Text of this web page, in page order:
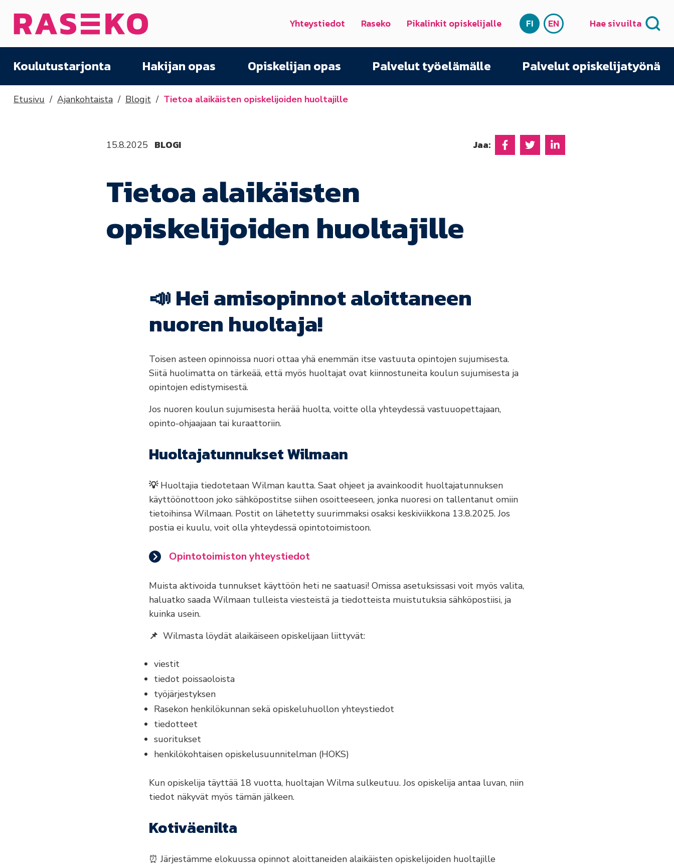
Etusivu Yhteystiedot Raseko Pikalinkit opiskelijalle SUOMI
FI ENGLISH
EN Hae sivuilta
Koulutustarjonta Hakijan opas Opiskelijan opas Palvelut työelämälle Palvelut opiskelijatyönä
Etusivu Ajankohtaista Blogit Tietoa alaikäisten opiskelijoiden huoltajille
15.8.2025 BLOGI Jaa: Jaa Facebookissa
Jaa Twitterissä
Jaa Linkedinissä
Tietoa alaikäisten
opiskelijoiden huoltajille
📣Hei amisopinnot aloittaneen
nuoren huoltaja!
Toisen asteen opinnoissa nuori ottaa yhä enemmän itse vastuuta opintojen sujumisesta.
Siitä huolimatta on tärkeää, että myös huoltajat ovat kiinnostuneita koulun sujumisesta ja
opintojen edistymisestä.
Jos nuoren koulun sujumisesta herää huolta, voitte olla yhteydessä vastuuopettajaan,
opinto-ohjaajaan tai kuraattoriin.
Huoltajatunnukset Wilmaan
💡 Huoltajia tiedotetaan Wilman kautta. Saat ohjeet ja avainkoodit huoltajatunnuksen
käyttöönottoon joko sähköpostitse siihen osoitteeseen, jonka nuoresi on tallentanut omiin
tietoihinsa Wilmaan. Postit on lähetetty suurimmaksi osaksi keskiviikkona 13.8.2025. Jos
postia ei kuulu, voit olla yhteydessä opintotoimistoon.
Opintotoimiston yhteystiedot
Muista aktivoida tunnukset käyttöön heti ne saatuasi! Omissa asetuksissasi voit myös valita,
haluatko saada Wilmaan tulleista viesteistä ja tiedotteista muistutuksia sähköpostiisi, ja
kuinka usein.
📌 Wilmasta löydät alaikäiseen opiskelijaan liittyvät:
viestit
tiedot poissaoloista
työjärjestyksen
Rasekon henkilökunnan sekä opiskeluhuollon yhteystiedot
tiedotteet
suoritukset
henkilökohtaisen opiskelusuunnitelman (HOKS)
Kun opiskelija täyttää 18 vuotta, huoltajan Wilma sulkeutuu. Jos opiskelija antaa luvan, niin
tiedot näkyvät myös tämän jälkeen.
Kotiväenilta
⏰ Järjestämme elokuussa opinnot aloittaneiden alaikäisten opiskelijoiden huoltajille